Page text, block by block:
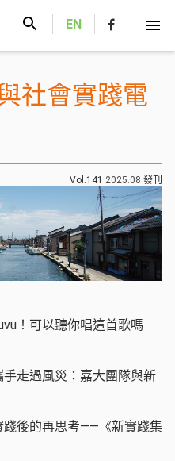
EN
社會實踐電
Vol.141 2025.08 發刊
！可以聽你唱這首歌嗎
手走過風災：嘉大團隊與新
踐後的再思考——《新實踐集